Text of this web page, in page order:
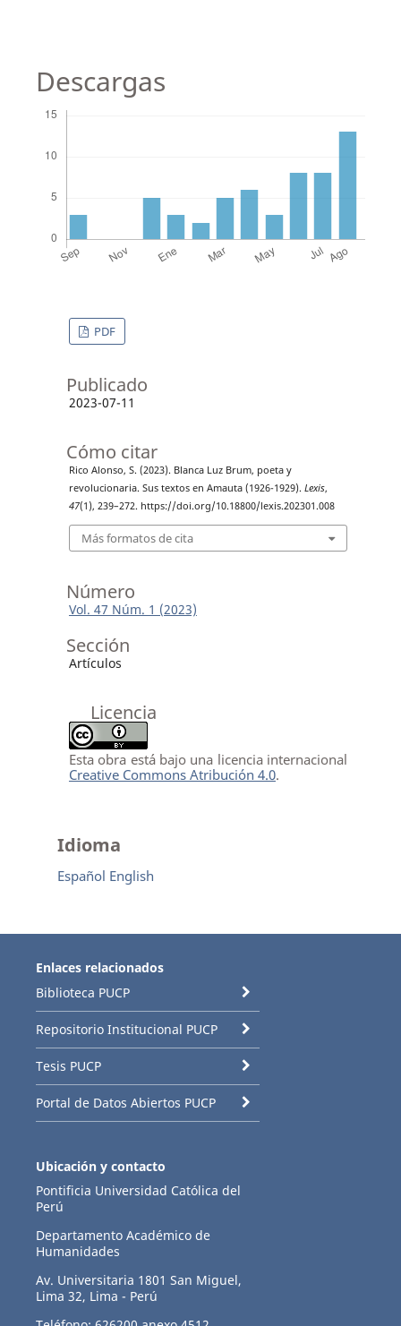
Descargas
PDF
Publicado
2023-07-11
Cómo citar
Rico Alonso, S. (2023). Blanca Luz Brum, poeta y
revolucionaria. Sus textos en Amauta (1926-1929). Lexis,
47(1), 239–272. https://doi.org/10.18800/lexis.202301.008
Más formatos de cita
Número
Vol. 47 Núm. 1 (2023)
Sección
Artículos
Licencia
Esta obra está bajo una licencia internacional
Creative Commons Atribución 4.0.
Idioma
Español English
Enlaces relacionados
Biblioteca PUCP
Repositorio Institucional PUCP
Tesis PUCP
Portal de Datos Abiertos PUCP
Ubicación y contacto
Pontificia Universidad Católica del
Perú
Departamento Académico de
Humanidades
Av. Universitaria 1801 San Miguel,
Lima 32, Lima - Perú